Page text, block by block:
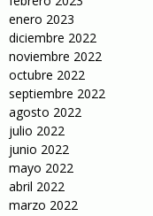
enero 2023
diciembre 2022
noviembre 2022
octubre 2022
septiembre 2022
agosto 2022
julio 2022
junio 2022
mayo 2022
abril 2022
marzo 2022